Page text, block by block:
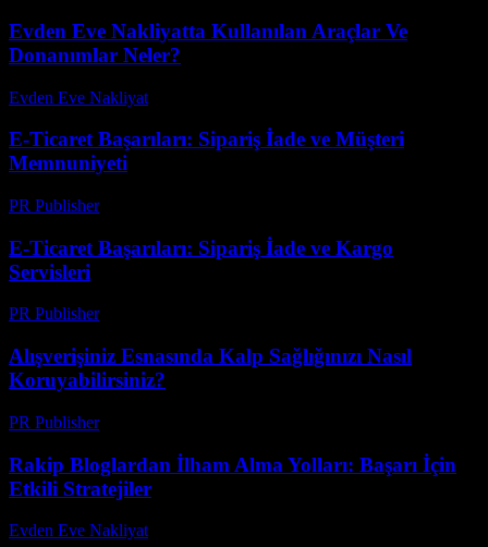
Evden Eve Nakliyatta Kullanılan Araçlar Ve
Donanımlar Neler?
Evden Eve Nakliyat
E-Ticaret Başarıları: Sipariş İade ve Müşteri
Memnuniyeti
PR Publisher-
E-Ticaret Başarıları: Sipariş İade ve Kargo
Servisleri
PR Publisher-
Alışverişiniz Esnasında Kalp Sağlığınızı Nasıl
Koruyabilirsiniz?
PR Publisher-
Rakip Bloglardan İlham Alma Yolları: Başarı İçin
Etkili Stratejiler
Evden Eve Nakliyat